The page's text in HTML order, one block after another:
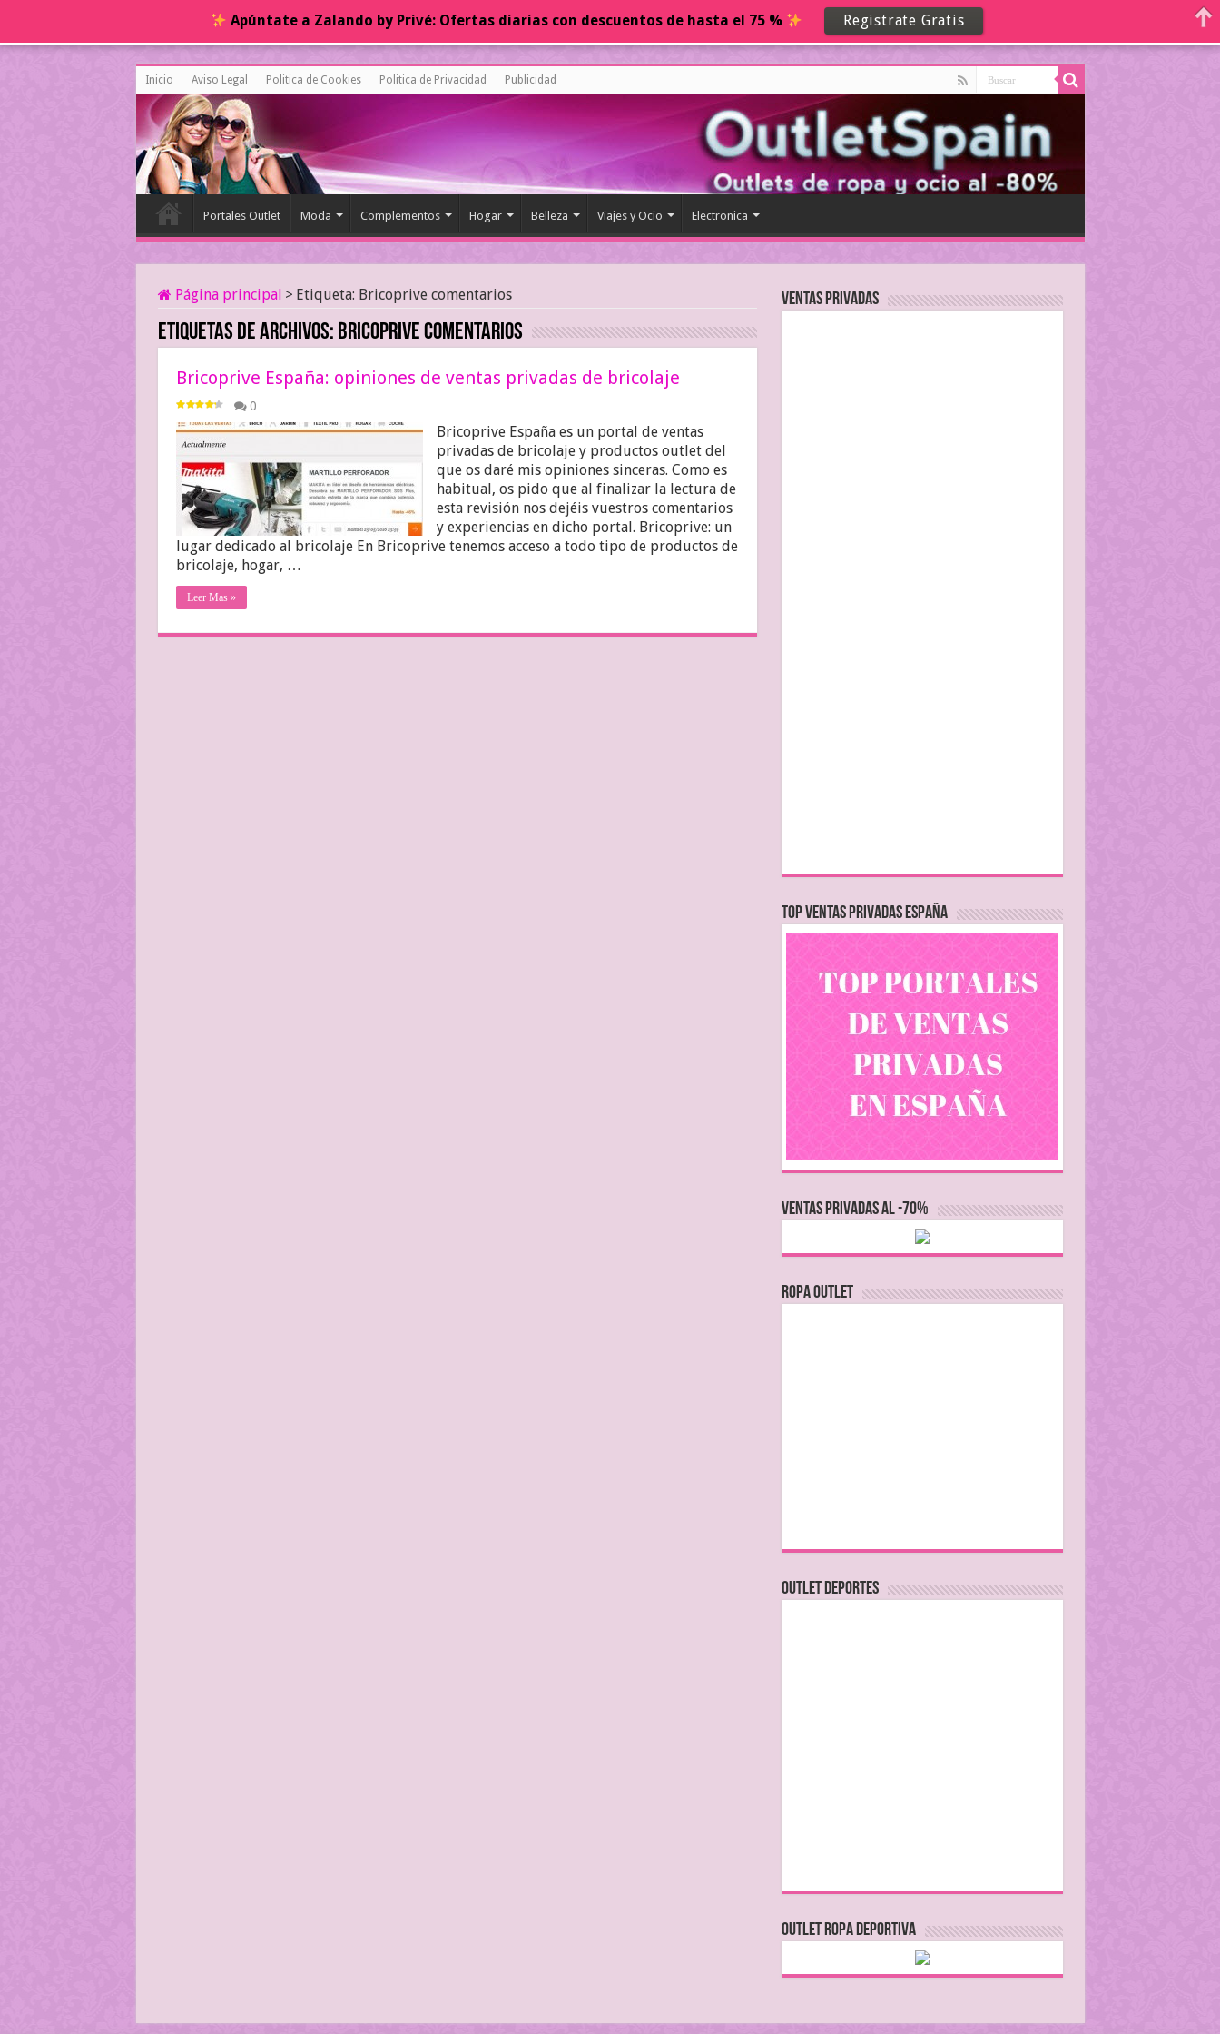
Inicio Aviso Legal Politica de Cookies Politica de Privacidad Publicidad
Portales Outlet Moda Complementos Hogar Belleza Viajes y Ocio Electronica
Página principal > Etiqueta: Bricoprive comentarios
Etiquetas de archivos: Bricoprive comentarios
Bricoprive España: opiniones de ventas privadas de bricolaje
0
Bricoprive España es un portal de ventas
privadas de bricolaje y productos outlet del
que os daré mis opiniones sinceras. Como es
habitual, os pido que al finalizar la lectura de
esta revisión nos dejéis vuestros comentarios
y experiencias en dicho portal. Bricoprive: un
lugar dedicado al bricolaje En Bricoprive tenemos acceso a todo tipo de productos de
bricolaje, hogar, …
Leer Mas »
Ventas Privadas
TOP VENTAS PRIVADAS ESPAÑA
VENTAS PRIVADAS AL -70%
Ropa Outlet
OUTLET DEPORTES
OUTLET ROPA DEPORTIVA
Apúntate a Zalando by Privé: Ofertas diarias con descuentos de hasta el 75 % Registrate Gratis